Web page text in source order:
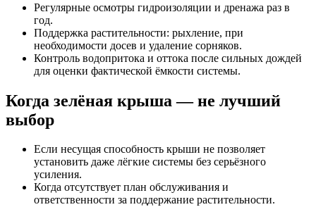
Регулярные осмотры гидроизоляции и дренажа раз в
год.
Поддержка растительности: рыхление, при
необходимости досев и удаление сорняков.
Контроль водопритока и оттока после сильных дождей
для оценки фактической ёмкости системы.
Когда зелёная крыша — не лучший
выбор
Если несущая способность крыши не позволяет
установить даже лёгкие системы без серьёзного
усиления.
Когда отсутствует план обслуживания и
ответственности за поддержание растительности.